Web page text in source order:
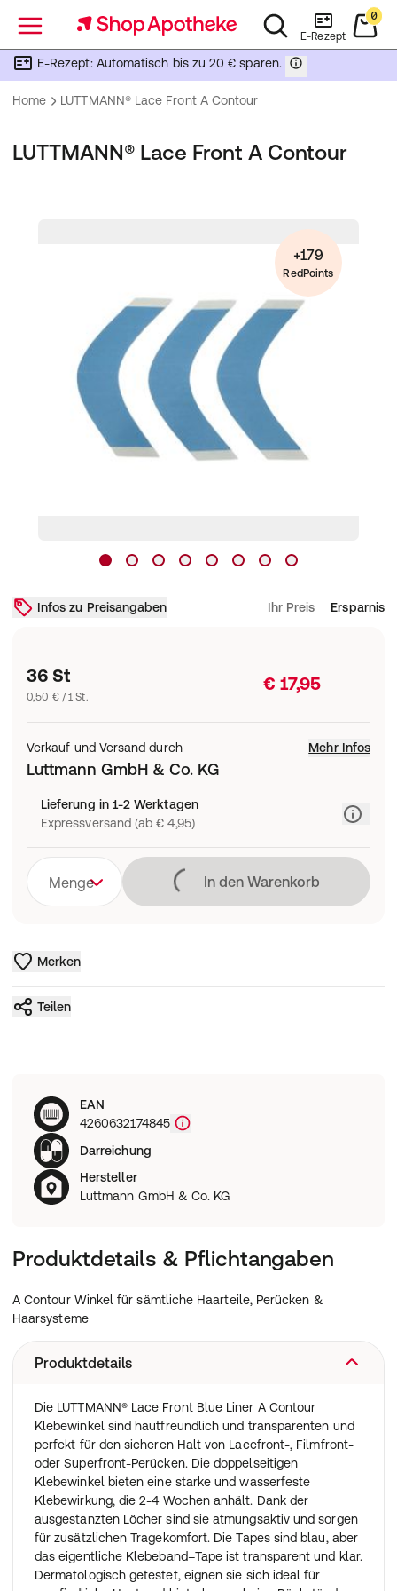
Menü E-Rezept
0
E-Rezept: Automatisch bis zu 20 € sparen.
Home LUTTMANN® Lace Front A Contour
LUTTMANN® Lace Front A Contour
+179
RedPoints
Infos zu Preisangaben Ihr Preis Ersparnis
36 St
0,50 € / 1 St.
€ 17,95
Verkauf und Versand durch Mehr Infos
Luttmann GmbH & Co. KG
Lieferung in 1-2 Werktagen
Expressversand (ab € 4,95)
Menge LädtIn den Warenkorb
Merken
Teilen
EAN
4260632174845
Darreichung
Hersteller
Luttmann GmbH & Co. KG
Produktdetails & Pflichtangaben
A Contour Winkel für sämtliche Haarteile, Perücken &
Haarsysteme
Produktdetails
Die LUTTMANN® Lace Front Blue Liner A Contour
Klebewinkel sind hautfreundlich und transparenten und
perfekt für den sicheren Halt von Lacefront-, Filmfront-
oder Superfront-Perücken. Die doppelseitigen
Klebewinkel bieten eine starke und wasserfeste
Klebewirkung, die 2-4 Wochen anhält. Dank der
ausgestanzten Löcher sind sie atmungsaktiv und sorgen
für zusätzlichen Tragekomfort. Die Tapes sind blau, aber
das eigentliche Klebeband–Tape ist transparent und klar.
Dermatologisch getestet, eignen sie sich ideal für